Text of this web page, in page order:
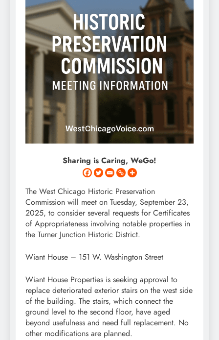
Sharing is Caring, WeGo!
The West Chicago Historic Preservation
Commission will meet on Tuesday, September 23,
2025, to consider several requests for Certificates
of Appropriateness involving notable properties in
the Turner Junction Historic District.
Wiant House – 151 W. Washington Street
Wiant House Properties is seeking approval to
replace deteriorated exterior stairs on the west side
of the building. The stairs, which connect the
ground level to the second floor, have aged
beyond usefulness and need full replacement. No
other modifications are planned.